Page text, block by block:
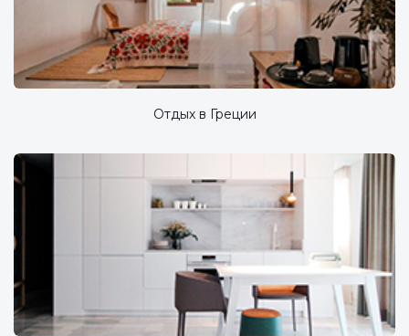
Отдых в Греции